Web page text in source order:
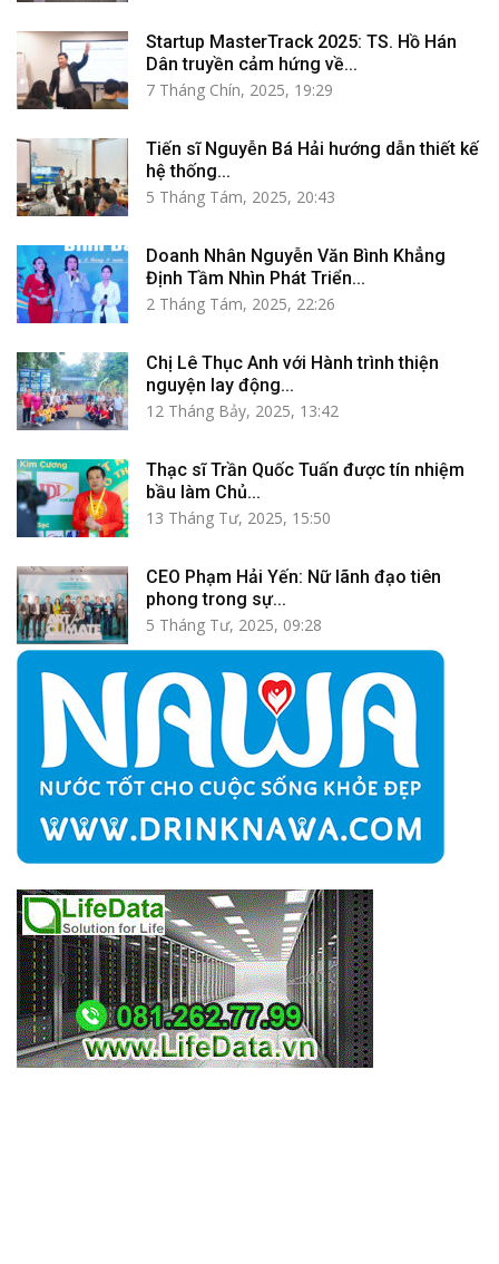
Startup MasterTrack 2025: TS. Hồ Hán
Dân truyền cảm hứng về...
7 Tháng Chín, 2025, 19:29
Tiến sĩ Nguyễn Bá Hải hướng dẫn thiết kế
hệ thống...
5 Tháng Tám, 2025, 20:43
Doanh Nhân Nguyễn Văn Bình Khẳng
Định Tầm Nhìn Phát Triển...
2 Tháng Tám, 2025, 22:26
Chị Lê Thục Anh với Hành trình thiện
nguyện lay động...
12 Tháng Bảy, 2025, 13:42
Thạc sĩ Trần Quốc Tuấn được tín nhiệm
bầu làm Chủ...
13 Tháng Tư, 2025, 15:50
CEO Phạm Hải Yến: Nữ lãnh đạo tiên
phong trong sự...
5 Tháng Tư, 2025, 09:28